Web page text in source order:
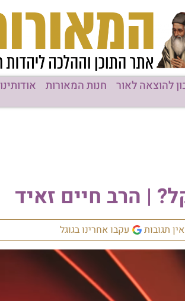
להוצאה לאור חנות המאורות אודותינו
| הרב חיים זאיד
אין תגובות עקבו אחרינו בגוגל